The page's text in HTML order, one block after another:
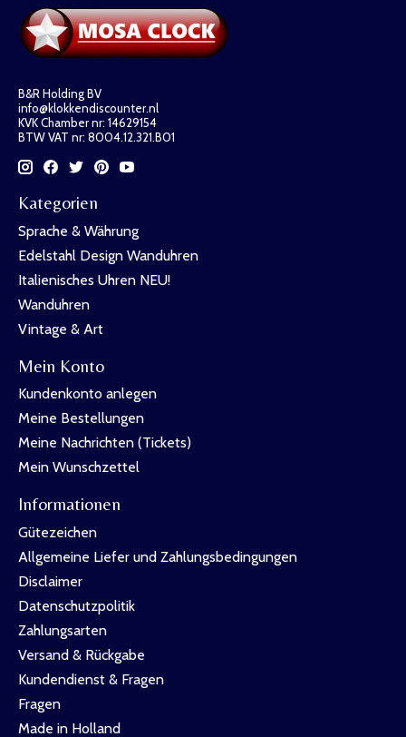
B&R Holding BV
info@klokkendiscounter.nl
KVK Chamber nr: 14629154
BTW VAT nr: 8004.12.321.B01
Kategorien
Sprache & Währung
Edelstahl Design Wanduhren
Italienisches Uhren NEU!
Wanduhren
Vintage & Art
Mein Konto
Kundenkonto anlegen
Meine Bestellungen
Meine Nachrichten (Tickets)
Mein Wunschzettel
Informationen
Gütezeichen
Allgemeine Liefer und Zahlungsbedingungen
Disclaimer
Datenschutzpolitik
Zahlungsarten
Versand & Rückgabe
Kundendienst & Fragen
Fragen
Made in Holland